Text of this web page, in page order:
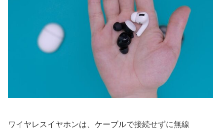
ワイヤレスイヤホンは、ケーブルで接続せずに無線